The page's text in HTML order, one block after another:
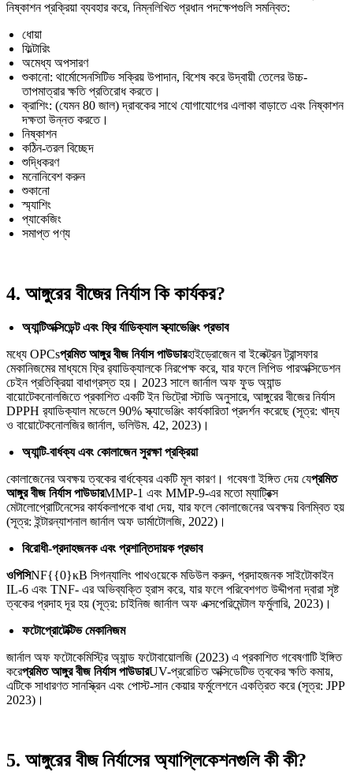
নিষ্কাশন প্রক্রিয়া ব্যবহার করে, নিম্নলিখিত প্রধান পদক্ষেপগুলি সমন্বিত:
ধোয়া
ফিল্টারিং
অমেধ্য অপসারণ
শুকানো: থার্মোসেনসিটিভ সক্রিয় উপাদান, বিশেষ করে উদ্বায়ী তেলের উচ্চ-
তাপমাত্রার ক্ষতি প্রতিরোধ করতে।
ক্রাশিং: (যেমন 80 জাল) দ্রাবকের সাথে যোগাযোগের এলাকা বাড়াতে এবং নিষ্কাশন
দক্ষতা উন্নত করতে।
নিষ্কাশন
কঠিন-তরল বিচ্ছেদ
শুদ্ধিকরণ
মনোনিবেশ করুন
শুকানো
স্ম্যাশিং
প্যাকেজিং
সমাপ্ত পণ্য
4. আঙ্গুরের বীজের নির্যাস কি কার্যকর?
অ্যান্টিঅক্সিডেন্ট এবং ফ্রি র্যাডিক্যাল স্ক্যাভেঞ্জিং প্রভাব
মধ্যে OPCsপ্রমিত আঙ্গুর বীজ নির্যাস পাউডারহাইড্রোজেন বা ইলেক্ট্রন ট্রান্সফার
মেকানিজমের মাধ্যমে ফ্রি র‌্যাডিক্যালকে নিরপেক্ষ করে, যার ফলে লিপিড পারঅক্সিডেশন
চেইন প্রতিক্রিয়া বাধাগ্রস্ত হয়। 2023 সালে জার্নাল অফ ফুড অ্যান্ড
বায়োটেকনোলজিতে প্রকাশিত একটি ইন ভিট্রো স্টাডি অনুসারে, আঙ্গুরের বীজের নির্যাস
DPPH র‌্যাডিক্যাল মডেলে 90% স্ক্যাভেঞ্জিং কার্যকারিতা প্রদর্শন করেছে (সূত্র: খাদ্য
ও বায়োটেকনোলজির জার্নাল, ভলিউম. 42, 2023)।
অ্যান্টি-বার্ধক্য এবং কোলাজেন সুরক্ষা প্রক্রিয়া
কোলাজেনের অবক্ষয় ত্বকের বার্ধক্যের একটি মূল কারণ। গবেষণা ইঙ্গিত দেয় যেপ্রমিত
আঙ্গুর বীজ নির্যাস পাউডারMMP-1 এবং MMP-9-এর মতো ম্যাট্রিক্স
মেটালোপ্রোটিনেসের কার্যকলাপকে বাধা দেয়, যার ফলে কোলাজেনের অবক্ষয় বিলম্বিত হয়
(সূত্র: ইন্টারন্যাশনাল জার্নাল অফ ডার্মাটোলজি, 2022)।
বিরোধী-প্রদাহজনক এবং প্রশান্তিদায়ক প্রভাব
ওপিসিNF{{0}κB সিগন্যালিং পাথওয়েকে মডিউল করুন, প্রদাহজনক সাইটোকাইন
IL-6 এবং TNF- এর অভিব্যক্তি হ্রাস করে, যার ফলে পরিবেশগত উদ্দীপনা দ্বারা সৃষ্ট
ত্বকের প্রদাহ দূর হয় (সূত্র: চাইনিজ জার্নাল অফ এক্সপেরিমেন্টাল ফর্মুলারি, 2023)।
ফটোপ্রোটেক্টিভ মেকানিজম
জার্নাল অফ ফটোকেমিস্ট্রি অ্যান্ড ফটোবায়োলজি (2023) এ প্রকাশিত গবেষণাটি ইঙ্গিত
করেপ্রমিত আঙ্গুর বীজ নির্যাস পাউডারUV-প্ররোচিত অক্সিডেটিভ ত্বকের ক্ষতি কমায়,
এটিকে সাধারণত সানস্ক্রিন এবং পোস্ট-সান কেয়ার ফর্মুলেশনে একত্রিত করে (সূত্র: JPP
2023)।
5. আঙ্গুরের বীজ নির্যাসের অ্যাপ্লিকেশনগুলি কী কী?